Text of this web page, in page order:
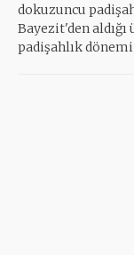
dokuzuncu
Bayezit'den aldığı
padişahlık